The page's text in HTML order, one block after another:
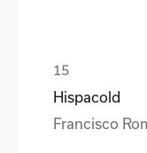
Hispacold
Francisco